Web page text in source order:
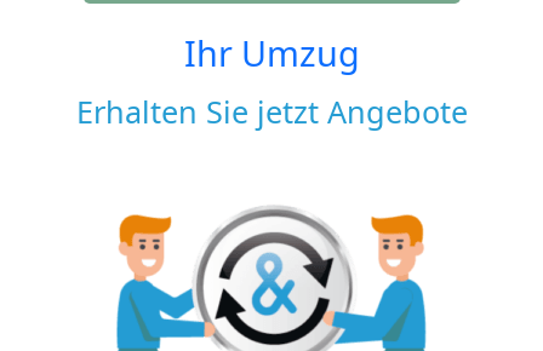
Ihr Umzug
Erhalten Sie jetzt Angebote